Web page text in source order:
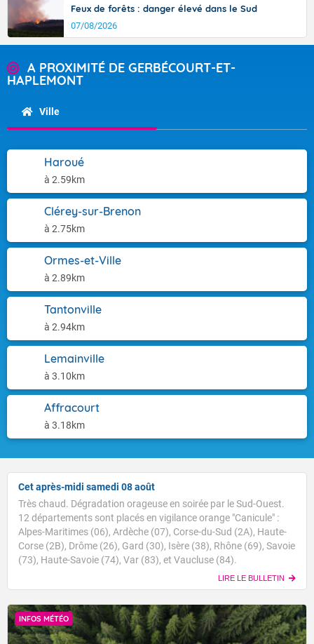
Feux de forêts : danger élevé dans le Sud
07/08/2026
A PROXIMITÉ DE GERBÉCOURT-ET-
HAPLEMONT
Ville
Haroué
à 2.59km
Clérey-sur-Brenon
à 2.75km
Ormes-et-Ville
à 2.89km
Tantonville
à 2.94km
Lemainville
à 3.10km
Affracourt
à 3.18km
Cet après-midi samedi 08 août
Très chaud. Dégradation orageuse en soirée par le Sud-Ouest.
12 départements sont placés en vigilance orange "Canicule" :
Alpes-Maritimes (06), Ardèche (07), Corse-du-Sud (2A), Haute-
Corse (2B), Drôme (26), Gard (30), Isère (38), Rhône (69), Savoie
(73), Haute-Savoie (74), Var (83), et Vaucluse (84).
LIRE LE BULLETIN
INFOS MÉTÉO